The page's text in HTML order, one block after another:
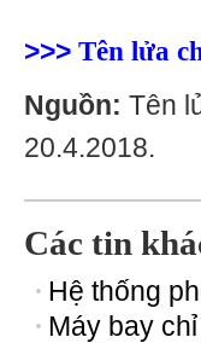
>>> Tên lửa
Nguồn: Tên
20.4.2018.
Các tin
Hệ thống
Máy bay